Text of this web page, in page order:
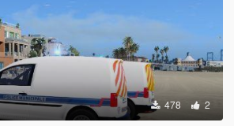
478 2